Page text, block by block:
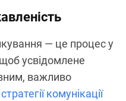
— це процес у
усвідомлене
важливо
комунікації